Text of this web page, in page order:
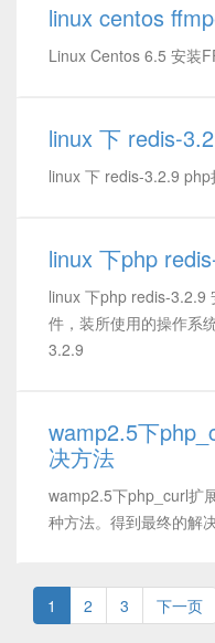
linux centos
Linux Centos 6.5 安装
linux 下 redis-
linux 下 redis-3.2.9 php
linux 下php
linux 下php redis-3.2.9
件，装所使用的操作系
3.2.9
wamp2.5下
决方法
wamp2.5下php_curl扩
种方法。得到最终的解
1 2 3 下一页